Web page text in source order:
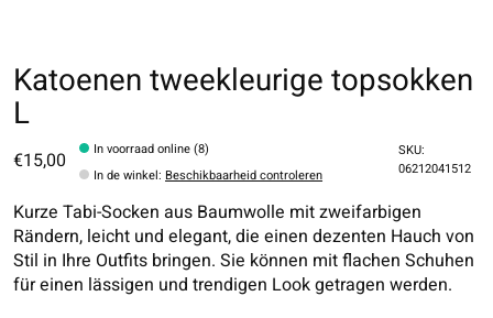
Katoenen tweekleurige topsokken
L
€15,00
In voorraad online (8)
In de winkel: Beschikbaarheid controleren
SKU:
06212041512
Kurze Tabi-Socken aus Baumwolle mit zweifarbigen
Rändern, leicht und elegant, die einen dezenten Hauch von
Stil in Ihre Outfits bringen. Sie können mit flachen Schuhen
für einen lässigen und trendigen Look getragen werden.